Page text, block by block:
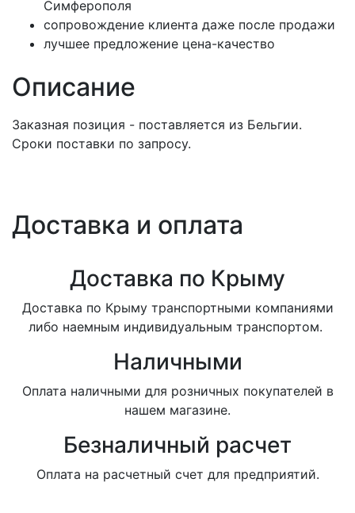
Симферополя
сопровождение клиента даже после продажи
лучшее предложение цена-качество
Описание
Заказная позиция - поставляется из Бельгии.
Сроки поставки по запросу.
Доставка и оплата
Доставка по Крыму
Доставка по Крыму транспортными компаниями
либо наемным индивидуальным транспортом.
Наличными
Оплата наличными для розничных покупателей в
нашем магазине.
Безналичный расчет
Оплата на расчетный счет для предприятий.